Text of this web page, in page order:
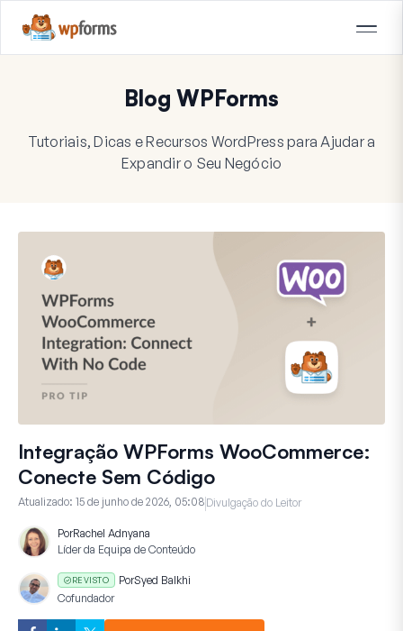
Blog WPForms
Tutoriais, Dicas e Recursos WordPress para Ajudar a
Expandir o Seu Negócio
Integração WPForms WooCommerce:
Conecte Sem Código
Atualizado: 15 de junho de 2026, 05:08 Divulgação do Leitor
PorRachel Adnyana
Líder da Equipa de Conteúdo
REVISTO PorSyed Balkhi
Cofundador